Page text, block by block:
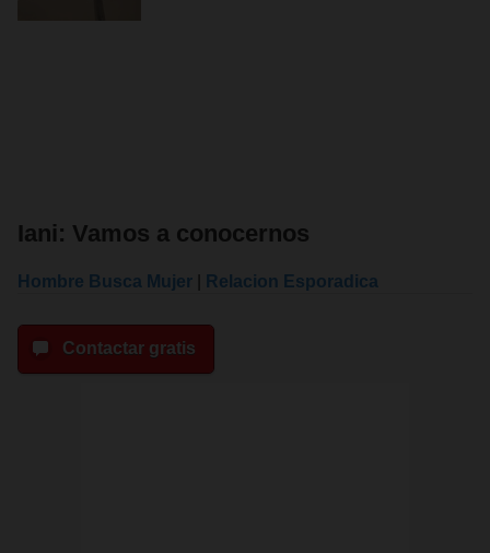
Iani: Vamos a conocernos
Hombre Busca Mujer Relacion Esporadica
Contactar gratis